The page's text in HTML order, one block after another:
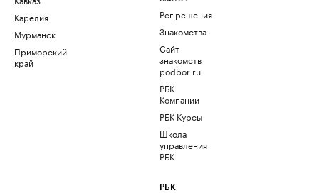
Карелия
Мурманск
Приморский
край
Рег.решения
Знакомства
Сайт
знакомств
podbor.ru
РБК
Компании
РБК Курсы
Школа
управления
РБК
РБК